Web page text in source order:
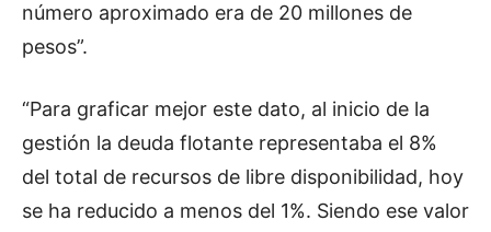
número aproximado era de 20 millones de
pesos”.
“Para graficar mejor este dato, al inicio de la
gestión la deuda flotante representaba el 8%
del total de recursos de libre disponibilidad, hoy
se ha reducido a menos del 1%. Siendo ese valor